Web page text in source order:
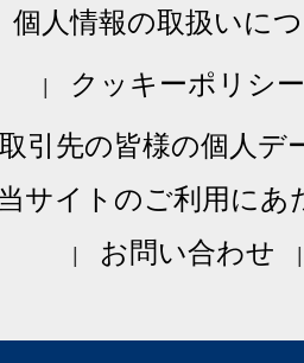
個人情報の取扱いに
クッキーポリシー
引先の皆様の個人デ
当サイトのご利用にあ
お問い合わせ